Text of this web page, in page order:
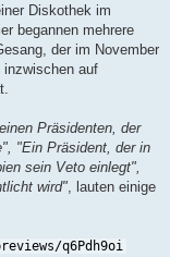
Diskothek im
begannen mehrere
der im November
inzwischen auf
Präsidenten, der
"Ein Präsident, der in
sein Veto einlegt",
wird" , lauten einige
q6Pdh9oi